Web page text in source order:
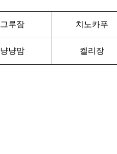
그루잠 치노카푸
냥냥맘 켈리장